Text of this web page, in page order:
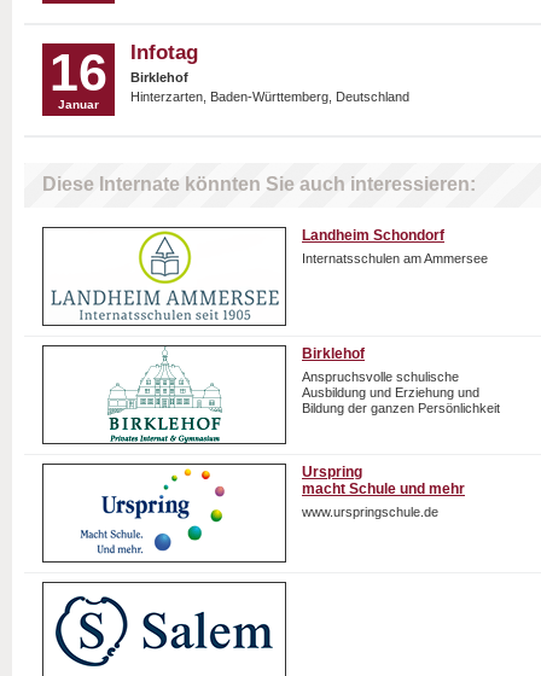
16
Januar
Infotag
Birklehof
Hinterzarten, Baden-Württemberg, Deutschland
Diese Internate könnten Sie auch interessieren:
Landheim Schondorf
Internatsschulen am Ammersee
Birklehof
Anspruchsvolle schulische
Ausbildung und Erziehung und
Bildung der ganzen Persönlichkeit
Urspring
macht Schule und mehr
www.urspringschule.de